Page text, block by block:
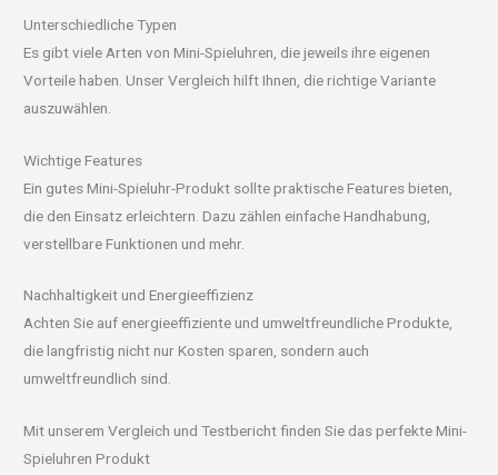
Unterschiedliche Typen
Es gibt viele Arten von Mini-Spieluhren, die jeweils ihre eigenen
Vorteile haben. Unser Vergleich hilft Ihnen, die richtige Variante
auszuwählen.
Wichtige Features
Ein gutes Mini-Spieluhr-Produkt sollte praktische Features bieten,
die den Einsatz erleichtern. Dazu zählen einfache Handhabung,
verstellbare Funktionen und mehr.
Nachhaltigkeit und Energieeffizienz
Achten Sie auf energieeffiziente und umweltfreundliche Produkte,
die langfristig nicht nur Kosten sparen, sondern auch
umweltfreundlich sind.
Mit unserem Vergleich und Testbericht finden Sie das perfekte Mini-
Spieluhren Produkt